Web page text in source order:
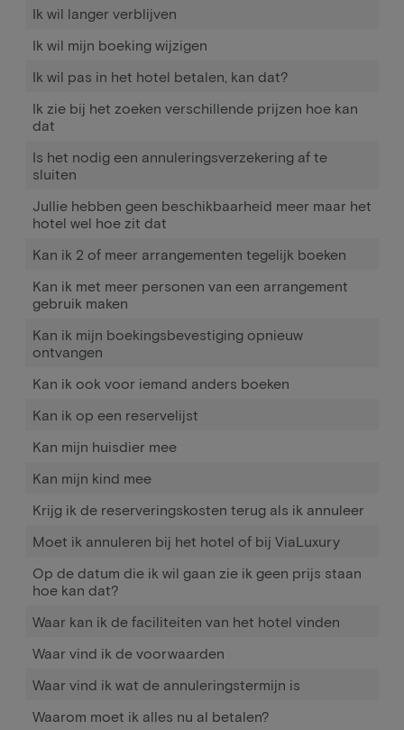
Ik wil langer verblijven
Ik wil mijn boeking wijzigen
Ik wil pas in het hotel betalen, kan dat?
Ik zie bij het zoeken verschillende prijzen hoe kan
dat
Is het nodig een annuleringsverzekering af te
sluiten
Jullie hebben geen beschikbaarheid meer maar het
hotel wel hoe zit dat
Kan ik 2 of meer arrangementen tegelijk boeken
Kan ik met meer personen van een arrangement
gebruik maken
Kan ik mijn boekingsbevestiging opnieuw
ontvangen
Kan ik ook voor iemand anders boeken
Kan ik op een reservelijst
Kan mijn huisdier mee
Kan mijn kind mee
Krijg ik de reserveringskosten terug als ik annuleer
Moet ik annuleren bij het hotel of bij ViaLuxury
Op de datum die ik wil gaan zie ik geen prijs staan
hoe kan dat?
Waar kan ik de faciliteiten van het hotel vinden
Waar vind ik de voorwaarden
Waar vind ik wat de annuleringstermijn is
Waarom moet ik alles nu al betalen?